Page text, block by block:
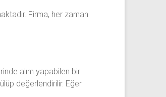
Firma, her zaman
alım yapabilen bir
değerlendirilir. Eğer